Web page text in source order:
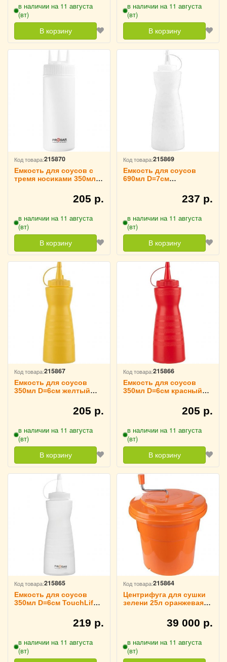
в наличии на 11 августа
(вт)
В корзину
в наличии на 11 августа
(вт)
В корзину
Код товара:215870
Емкость для соусов с
тремя носиками 350мл
205 р.
в наличии на 11 августа
(вт)
В корзину
Код товара:215869
Емкость для соусов
690мл D=7см
237 р.
в наличии на 11 августа
(вт)
В корзину
Код товара:215867
Емкость для соусов
350мл D=6см желтый
205 р.
в наличии на 11 августа
(вт)
В корзину
Код товара:215866
Емкость для соусов
350мл D=6см красный
205 р.
в наличии на 11 августа
(вт)
В корзину
Код товара:215865
Емкость для соусов
350мл D=6см TouchLife,
219 р.
в наличии на 11 августа
(вт)
Код товара:215864
Центрифуга для сушки
зелени 25л оранжевая
39 000 р.
в наличии на 11 августа
(вт)